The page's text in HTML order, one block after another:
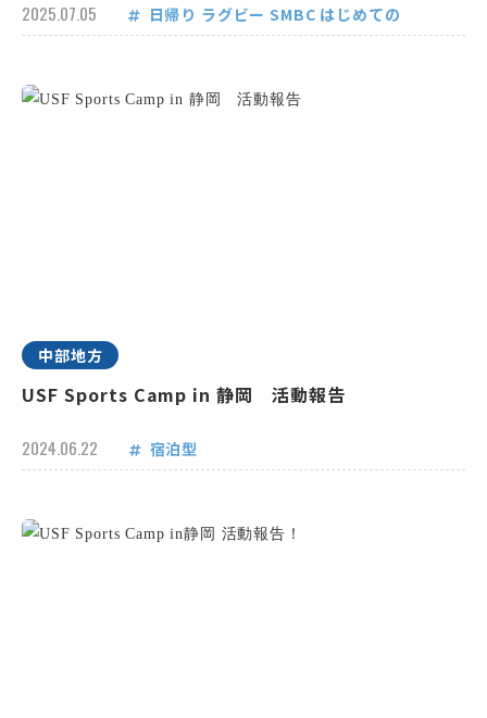
2025.07.05 日帰り ラグビー SMBC はじめての
中部地方
USF Sports Camp in 静岡 活動報告
2024.06.22 宿泊型